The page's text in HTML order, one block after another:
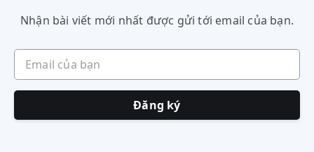
Nhận bài viết mới nhất được gửi tới email của bạn.
Email của bạn
Đăng ký